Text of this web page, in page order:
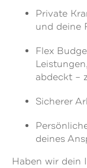
Private
und deine
Flex
abdeckt –
Sicherer
deines
Haben wir dein